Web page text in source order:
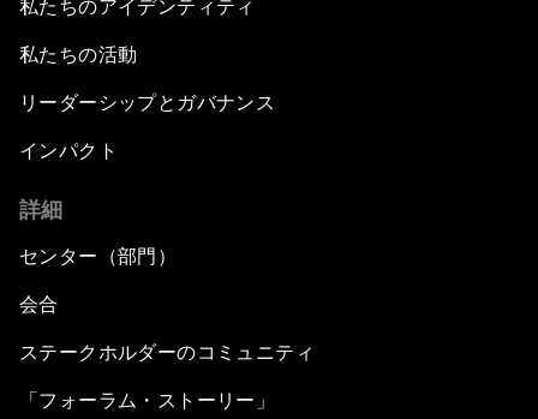
私たちのアイデンティティ
私たちの活動
リーダーシップとガバナンス
インパクト
詳細
センター（部門）
会合
ステークホルダーのコミュニティ
「フォーラム・ストーリー」